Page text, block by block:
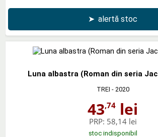
➤ alertă stoc
Luna albastra (Roman din seria
TREI - 2020
43,74 lei
PRP: 58,14 lei
stoc indisponibil